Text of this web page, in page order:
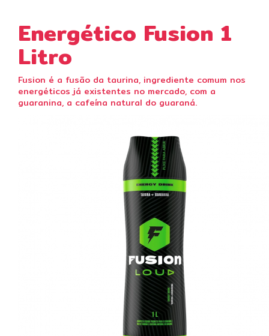
Energético Fusion 1
Litro
Fusion é a fusão da taurina, ingrediente comum nos
energéticos já existentes no mercado, com a
guaranina, a cafeína natural do guaraná.